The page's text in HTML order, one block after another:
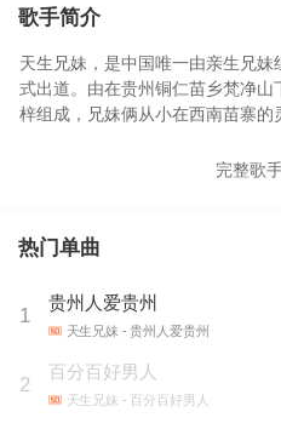
歌手简介
天生兄妹，是中国唯一由亲生兄
式出道。由在贵州铜仁苗乡梵净
梓组成，兄妹俩从小在西南苗寨
十几岁时开始学习吉他和音乐创
亮》《爱就爱了吧》等多首原创作品。 妹-杨雯梓（原名：杨
形象大使之誉称，央视三台《黄
喜爱音乐，多年来的执着、坚持
作品上线，以实力唱功得到广大听
完整歌
热门单曲
1
贵州人爱贵州
天生兄妹 - 贵州人爱贵州
2
百分百好男人
天生兄妹 - 百分百好男人